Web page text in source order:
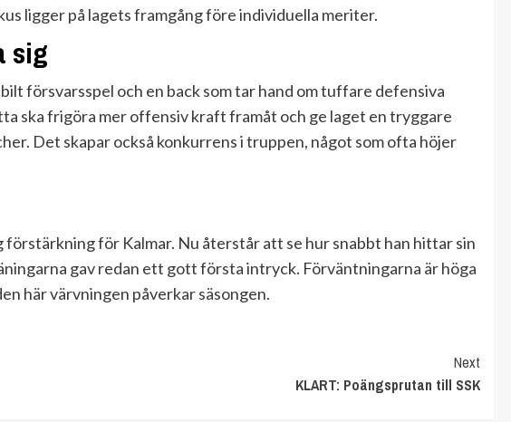
ligger på lagets framgång före individuella meriter.
sig
försvarsspel och en back som tar hand om tuffare defensiva
ska frigöra mer offensiv kraft framåt och ge laget en tryggare
Det skapar också konkurrens i truppen, något som ofta höjer
för Kalmar. Nu återstår att se hur snabbt han hittar sin
gav redan ett gott första intryck. Förväntningarna är höga
här värvningen påverkar säsongen.
Next
KLART: Poängsprutan till SSK